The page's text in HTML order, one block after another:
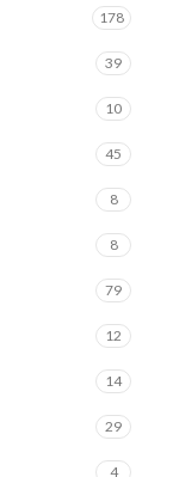
178
39
10
45
8
8
79
12
14
29
4